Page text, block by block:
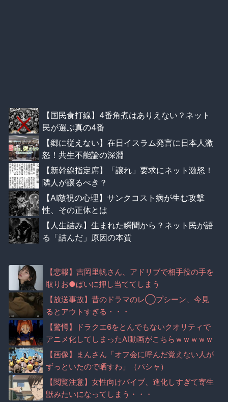
【国民食打線】4番角煮はありえない？ネット
民が選ぶ真の4番
【郷に従えない】在日イスラム発言に日本人激
怒！共生不能論の深淵
【新幹線指定席】「譲れ」要求にネット激怒！
隣人が譲るべき？
【AI敵視の心理】サンクコスト病が生む攻撃
性、その正体とは
【人生詰み】生まれた瞬間から？ネット民が語
る「詰んだ」原因の本質
【悲報】吉岡里帆さん、アドリブで相手役の手を
取りお●ぱいに押し当ててしまう
【放送事故】昔のドラマのレ◯プシーン、今見
るとアウトすぎる・・・
【驚愕】ドラクエ6をとんでもないクオリティで
アニメ化してしまったAI動画がこちらｗｗｗｗｗ
【画像】まんさん「オフ会に呼んだ覚えない人が
ずっといたので晒すわ」（パシャ）
【閲覧注意】女性向けバイブ、進化しすぎて寄生
獣みたいになってしまう・・・